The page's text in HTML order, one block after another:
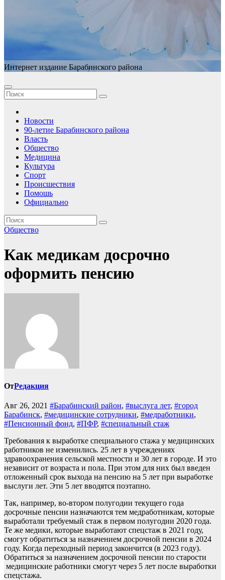
Интернет издание Барабинского района
Новости
90-летие Барабинского района
Власть
Общество
Медицина
Культура
Спорт
Происшествия
Помошь
Официально
Общество
Как медикам досрочно
оформить пенсию
ОтРедакция
Авг 26, 2021 #Барабинский район, #выслуга лет, #город
Барабинск, #медицинские сотрудники, #медработники,
#Пенсионный фонд, #ПФР, #специальный стаж
Требования к выработке специального стажа у медицинских
работников не изменились. 25 лет в учреждениях
здравоохранения сельской местности и 30 лет в городе. И это
независит от возраста и пола. При этом для них был введен
отложенный срок выхода на пенсию на 5 лет при выработке
выслуги лет. Эти 5 лет вводятся поэтапно.
Так, например, во-втором полугодии текущего года
досрочные пенсии назначаются тем медработникам, которые
выработали требуемый стаж в первом полугодии 2020 года.
Те же медики, которые выработают спецстаж в 2021 году,
смогут обратиться за назначением досрочной пенсии в 2024
году. Когда переходный период закончится (в 2023 году).
Обратиться за назначением досрочной пенсии по старости
медицинские работники смогут через 5 лет после выработки
спецстажа.